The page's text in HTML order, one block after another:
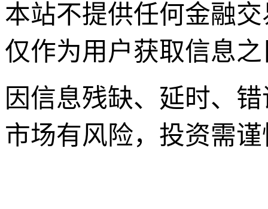
本站不提供任何金融
仅作为用户获取信息
因信息残缺、延时、
市场有风险，投资需